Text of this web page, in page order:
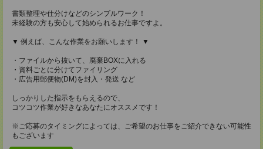
書類整理や仕分けなどのシンプルワーク！
未経験の方も安心して始められるお仕事ですよ。
▼ 例えば、こんな作業をお願いします！ ▼
・ファイルから抜いて、廃棄BOXに入れる
・資料ごとに分けてファイリング
・広告用郵便物(DM)を封入・発送 など
しっかりした指示をもらえるので、
コツコツ作業が好きなあなたにオススメです！
※ご応募のタイミングによっては、ご希望のお仕事をご紹介できない可能性
もございます